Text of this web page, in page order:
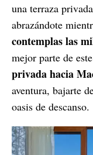
una terraza
abrazándote
contemplas las
mejor parte de
privada hacia
aventura, bajarte
oasis de